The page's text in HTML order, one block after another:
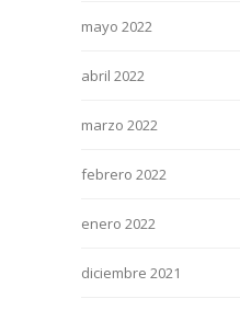
mayo 2022
abril 2022
marzo 2022
febrero 2022
enero 2022
diciembre 2021